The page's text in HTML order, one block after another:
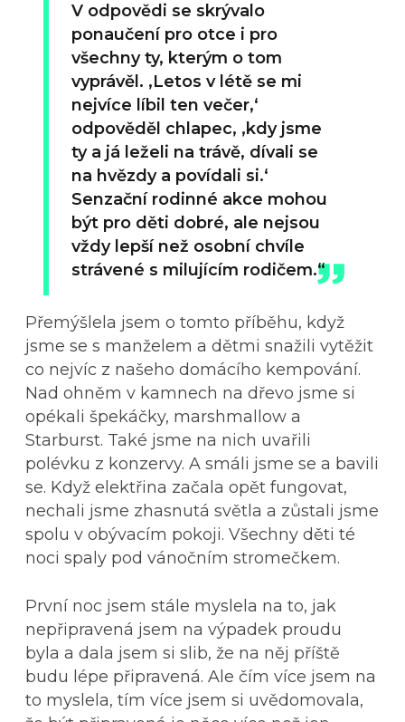
V odpovědi se skrývalo
ponaučení pro otce i pro
všechny ty, kterým o tom
vyprávěl. ‚Letos v létě se mi
nejvíce líbil ten večer,‘
odpověděl chlapec, ‚kdy jsme
ty a já leželi na trávě, dívali se
na hvězdy a povídali si.‘
Senzační rodinné akce mohou
být pro děti dobré, ale nejsou
vždy lepší než osobní chvíle
strávené s milujícím rodičem.“
Přemýšlela jsem o tomto příběhu, když
jsme se s manželem a dětmi snažili vytěžit
co nejvíc z našeho domácího kempování.
Nad ohněm v kamnech na dřevo jsme si
opékali špekáčky, marshmallow a
Starburst. Také jsme na nich uvařili
polévku z konzervy. A smáli jsme se a bavili
se. Když elektřina začala opět fungovat,
nechali jsme zhasnutá světla a zůstali jsme
spolu v obývacím pokoji. Všechny děti té
noci spaly pod vánočním stromečkem.
První noc jsem stále myslela na to, jak
nepřipravená jsem na výpadek proudu
byla a dala jsem si slib, že na něj příště
budu lépe připravená. Ale čím více jsem na
to myslela, tím více jsem si uvědomovala,